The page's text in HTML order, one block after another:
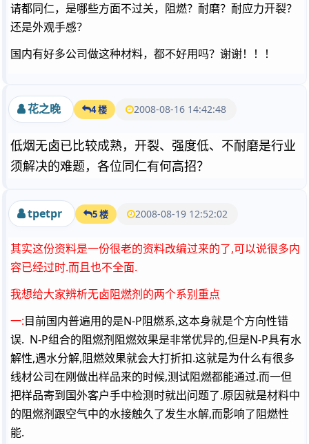
请都同仁，是哪些方面不过关，阻燃？耐磨？耐应力开裂？
还是外观手感？
国内有好多公司做这种材料，都不好用吗？谢谢！！！
花之晚 4 楼 2008-08-16 14:42:48
低烟无卤已比较成熟，开裂、强度低、不耐磨是行业
须解决的难题，各位同仁有何高招？
tpetpr 5 楼 2008-08-19 12:52:02
其实这份资料是一份很老的资料改编过来的了,可以说很多内
容已经过时.而且也不全面.
我想给大家辨析无卤阻燃剂的两个系别重点
一:目前国内普遍用的是N-P阻燃系,这本身就是个方向性错
误. N-P组合的阻燃剂阻燃效果是非常优异的,但是N-P具有水
解性,遇水分解,阻燃效果就会大打折扣.这就是为什么有很多
线材公司在刚做出样品来的时候,测试阻燃都能通过.而一但
把样品寄到国外客户手中检测时就出问题了.原因就是材料中
的阻燃剂跟空气中的水接触久了发生水解,而影响了阻燃性
能.